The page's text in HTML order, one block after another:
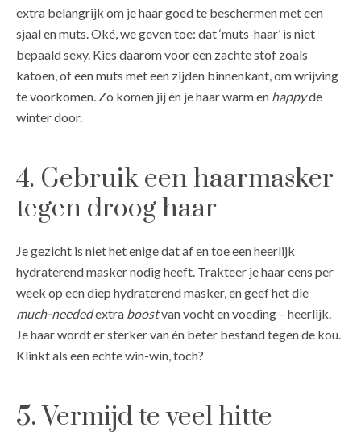
extra belangrijk om je haar goed te beschermen met een
sjaal en muts. Oké, we geven toe: dat ‘muts-haar’ is niet
bepaald sexy. Kies daarom voor een zachte stof zoals
katoen, of een muts met een zijden binnenkant, om wrijving
te voorkomen. Zo komen jij én je haar warm en happyde
winter door.
4. Gebruik een haarmasker
tegen droog haar
Je gezicht is niet het enige dat af en toe een heerlijk
hydraterend masker nodig heeft. Trakteer je haar eens per
week op een diep hydraterend masker, en geef het die
much-neededextra boostvan vocht en voeding – heerlijk.
Je haar wordt er sterker van én beter bestand tegen de kou.
Klinkt als een echte win-win, toch?
5. Vermijd te veel hitte